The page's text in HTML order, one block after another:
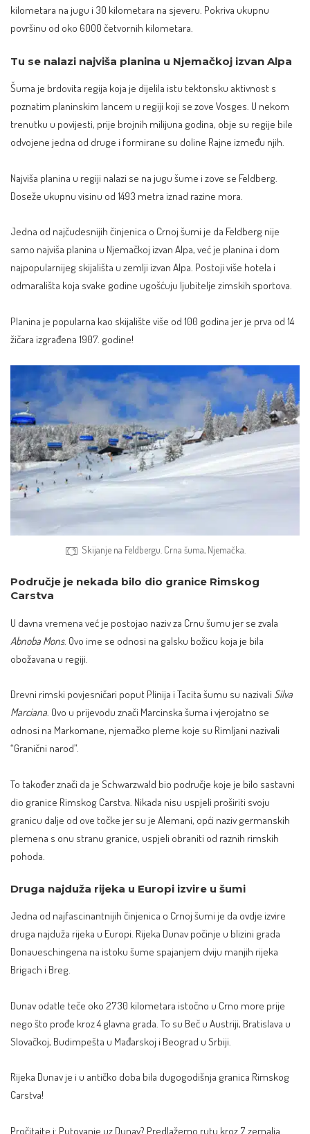
kilometara na jugu i 30 kilometara na sjeveru. Pokriva ukupnu
površinu od oko 6000 četvornih kilometara.
Tu se nalazi najviša planina u Njemačkoj izvan Alpa
Šuma je brdovita regija koja je dijelila istu tektonsku aktivnost s
poznatim planinskim lancem u regiji koji se zove Vosges. U nekom
trenutku u povijesti, prije brojnih milijuna godina, obje su regije bile
odvojene jedna od druge i formirane su doline Rajne između njih.
Najviša planina u regiji nalazi se na jugu šume i zove se Feldberg.
Doseže ukupnu visinu od 1493 metra iznad razine mora.
Jedna od najčudesnijih činjenica o Crnoj šumi je da Feldberg nije
samo najviša planina u Njemačkoj izvan Alpa, već je planina i dom
najpopularnijeg skijališta u zemlji izvan Alpa. Postoji više hotela i
odmarališta koja svake godine ugošćuju ljubitelje zimskih sportova.
Planina je popularna kao skijalište više od 100 godina jer je prva od 14
žičara izgrađena 1907. godine!
Skijanje na Feldbergu. Crna šuma, Njemačka.
Područje je nekada bilo dio granice Rimskog
Carstva
U davna vremena već je postojao naziv za Crnu šumu jer se zvala
Abnoba Mons. Ovo ime se odnosi na galsku božicu koja je bila
obožavana u regiji.
Drevni rimski povjesničari poput Plinija i Tacita šumu su nazivali Silva
Marciana. Ovo u prijevodu znači Marcinska šuma i vjerojatno se
odnosi na Markomane, njemačko pleme koje su Rimljani nazivali
“Granični narod”.
To također znači da je Schwarzwald bio područje koje je bilo sastavni
dio granice Rimskog Carstva. Nikada nisu uspjeli proširiti svoju
granicu dalje od ove točke jer su je Alemani, opći naziv germanskih
plemena s onu stranu granice, uspjeli obraniti od raznih rimskih
pohoda
Druga najduža rijeka u Europi izvire u šumi
Jedna od najfascinantnijih činjenica o Crnoj šumi je da ovdje izvire
druga najduža rijeka u Europi. Rijeka Dunav počinje u blizini grada
Donaueschingena na istoku šume spajanjem dviju manjih rijeka
Brigach i Breg.
Dunav odatle teče oko 2730 kilometara istočno u Crno more prije
nego što prođe kroz 4 glavna grada. To su Beč u Austriji, Bratislava u
Slovačkoj, Budimpešta u Mađarskoj i Beograd u Srbiji.
Rijeka Dunav je i u antičko doba bila dugogodišnja granica Rimskog
Carstva!
Pročitajte i: Putovanje uz Dunav? Predlažemo rutu kroz 7 zemalja